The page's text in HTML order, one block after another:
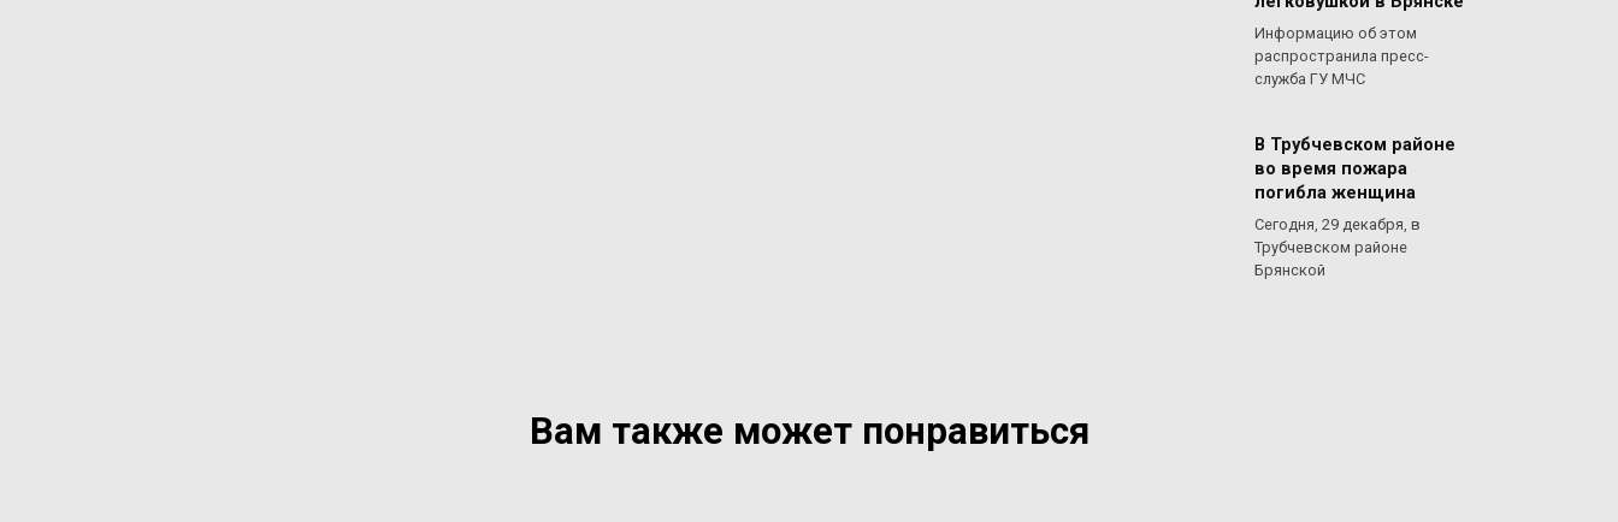
Информацию об этом
распространила пресс-
служба ГУ МЧС
В Трубчевском районе
во время пожара
погибла женщина
Сегодня, 29 декабря, в
Трубчевском районе
Брянской
Вам также может понравиться